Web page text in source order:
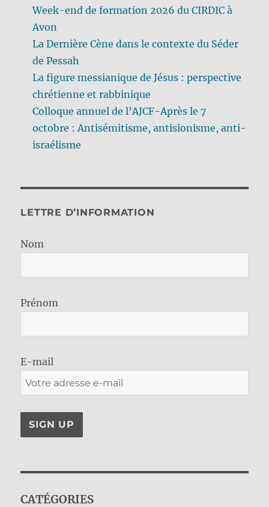
Week-end de formation 2026 du CIRDIC à
Avon
La Dernière Cène dans le contexte du Séder
de Pessah
La figure messianique de Jésus : perspective
chrétienne et rabbinique
Colloque annuel de l’AJCF-Après le 7
octobre : Antisémitisme, antisionisme, anti-
israélisme
LETTRE D’INFORMATION
Nom
Prénom
E-mail
CATÉGORIES